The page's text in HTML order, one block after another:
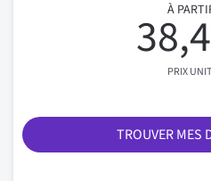
À
PRIX
TROUVER MES